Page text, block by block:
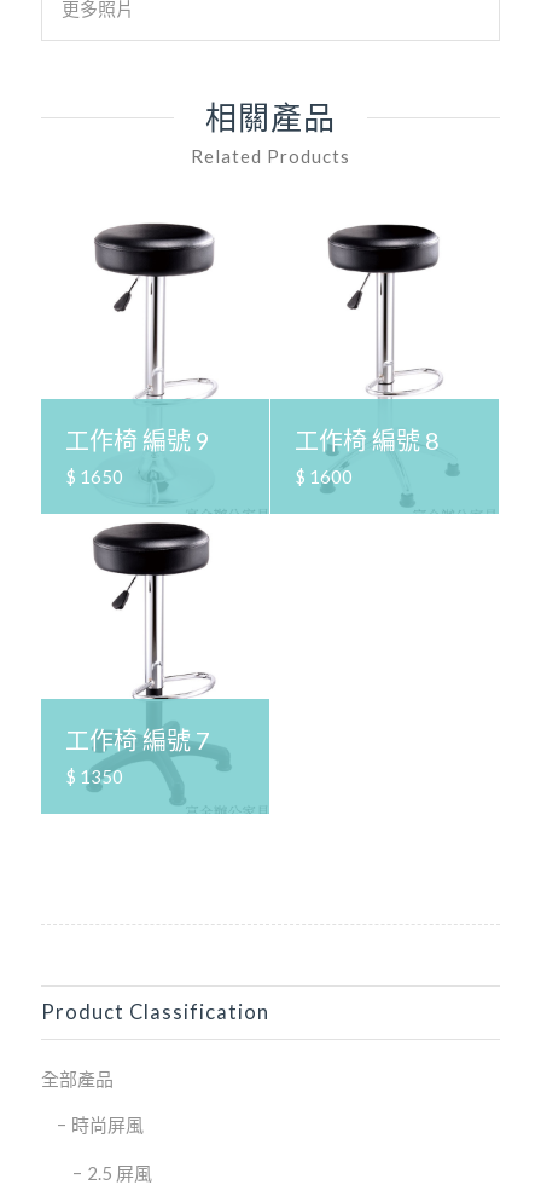
更多照片
相關產品
Related Products
工作椅 編號 9
$ 1650
工作椅 編號 8
$ 1600
工作椅 編號 7
$ 1350
Product Classification
全部產品
時尚屏風
2.5 屏風